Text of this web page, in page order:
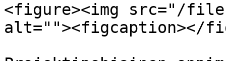
<figure><img src="/
alt=""><figcaption></